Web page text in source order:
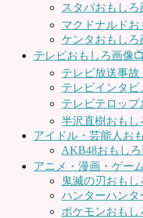
スタバおもしろ
マクドナルドお
ケンタおもしろ
テレビおもしろ画像
テレビ放送事
テレビインタ
テレビテロッ
半沢直樹おもし
アイドル・芸能人お
AKB48おもし
アニメ・漫画・ゲー
鬼滅の刃おもし
ハンターハンタ
ポケモンおもし